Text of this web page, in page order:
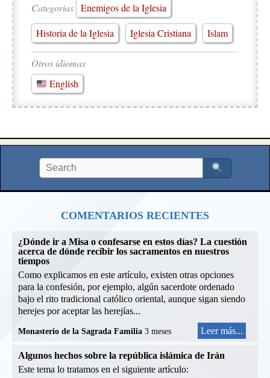
Categorias Enemigos de la Iglesia
Historia de la Iglesia
Iglesia Cristiana Islam
Otros idiomas
English
COMENTARIOS RECIENTES
¿Dónde ir a Misa o confesarse en estos días? La cuestión
acerca de dónde recibir los sacramentos en nuestros
tiempos
Como explicamos en este artículo, existen otras opciones
para la confesión, por ejemplo, algún sacerdote ordenado
bajo el rito tradicional católico oriental, aunque sigan siendo
herejes por aceptar las herejías...
Monasterio de la Sagrada Familia 3 meses Leer más...
Algunos hechos sobre la república islámica de Irán
Este tema lo tratamos en el siguiente artículo: